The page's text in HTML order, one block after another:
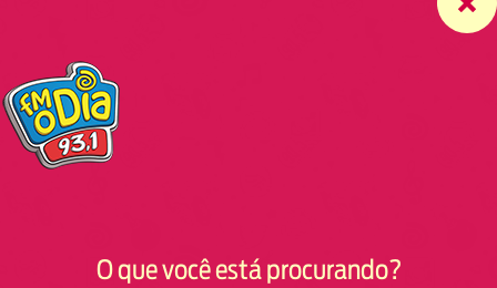
O que você está procurando?